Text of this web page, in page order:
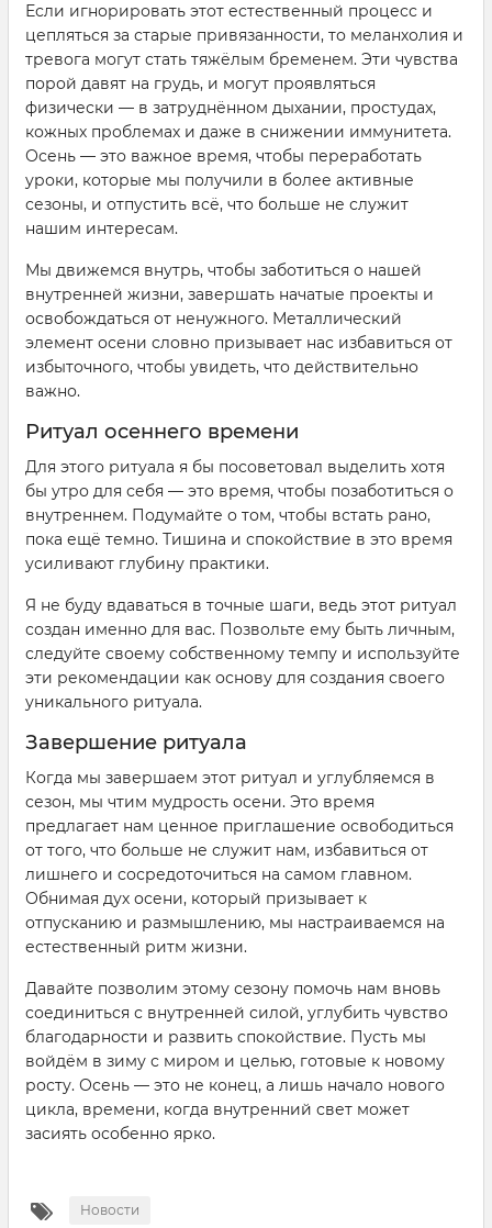
Если игнорировать этот естественный процесс и
цепляться за старые привязанности, то меланхолия и
тревога могут стать тяжёлым бременем. Эти чувства
порой давят на грудь, и могут проявляться
физически — в затруднённом дыхании, простудах,
кожных проблемах и даже в снижении иммунитета.
Осень — это важное время, чтобы переработать
уроки, которые мы получили в более активные
сезоны, и отпустить всё, что больше не служит
нашим интересам.
Мы движемся внутрь, чтобы заботиться о нашей
внутренней жизни, завершать начатые проекты и
освобождаться от ненужного. Металлический
элемент осени словно призывает нас избавиться от
избыточного, чтобы увидеть, что действительно
важно.
Ритуал осеннего времени
Для этого ритуала я бы посоветовал выделить хотя
бы утро для себя — это время, чтобы позаботиться о
внутреннем. Подумайте о том, чтобы встать рано,
пока ещё темно. Тишина и спокойствие в это время
усиливают глубину практики.
Я не буду вдаваться в точные шаги, ведь этот ритуал
создан именно для вас. Позвольте ему быть личным,
следуйте своему собственному темпу и используйте
эти рекомендации как основу для создания своего
уникального ритуала.
Завершение ритуала
Когда мы завершаем этот ритуал и углубляемся в
сезон, мы чтим мудрость осени. Это время
предлагает нам ценное приглашение освободиться
от того, что больше не служит нам, избавиться от
лишнего и сосредоточиться на самом главном.
Обнимая дух осени, который призывает к
отпусканию и размышлению, мы настраиваемся на
естественный ритм жизни.
Давайте позволим этому сезону помочь нам вновь
соединиться с внутренней силой, углубить чувство
благодарности и развить спокойствие. Пусть мы
войдём в зиму с миром и целью, готовые к новому
росту. Осень — это не конец, а лишь начало нового
цикла, времени, когда внутренний свет может
засиять особенно ярко.
Новости